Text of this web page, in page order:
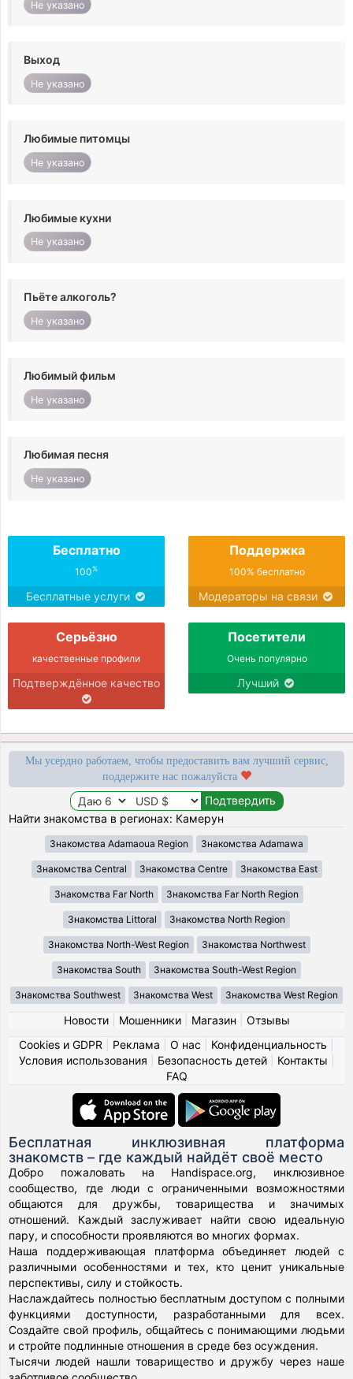
Не указано
Выход
Не указано
Любимые питомцы
Не указано
Любимые кухни
Не указано
Пьёте алкоголь?
Не указано
Любимый фильм
Не указано
Любимая песня
Не указано
Бесплатно
100%
Бесплатные услуги
Поддержка
100% бесплатно
Модераторы на связи
Серьёзно
качественные профили
Подтверждённое качество
Посетители
Очень популярно
Лучший
Мы усердно работаем, чтобы предоставить вам лучший сервис,
поддержите нас пожалуйста
Найти знакомства в регионах: Камерун
Знакомства Adamaoua Region Знакомства Adamawa
Знакомства Central Знакомства Centre Знакомства East
Знакомства Far North Знакомства Far North Region
Знакомства Littoral Знакомства North Region
Знакомства North-West Region Знакомства Northwest
Знакомства South Знакомства South-West Region
Знакомства Southwest Знакомства West Знакомства West Region
Новости| Мошенники| Магазин
Отзывы
Cookies и GDPR
Реклама О нас Конфиденциальность
Условия использования
Безопасность детей| Контакты
FAQ
Бесплатная инклюзивная платформа
знакомств – где каждый найдёт своё место
Добро пожаловать на Handispace.org, инклюзивное
сообщество, где люди с ограниченными возможностями
общаются для дружбы, товарищества и значимых
отношений. Каждый заслуживает найти свою идеальную
пару, и способности проявляются во многих формах.
Наша поддерживающая платформа объединяет людей с
различными особенностями и тех, кто ценит уникальные
перспективы, силу и стойкость.
Наслаждайтесь полностью бесплатным доступом с полными
функциями доступности, разработанными для всех.
Создайте свой профиль, общайтесь с понимающими людьми
и стройте подлинные отношения в среде без осуждения.
Тысячи людей нашли товарищество и дружбу через наше